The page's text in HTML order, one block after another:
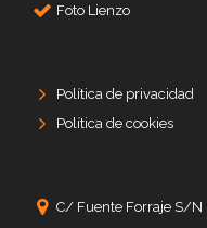
Foto Lienzo
Política de privacidad
Política de cookies
C/ Fuente Forraje S/N